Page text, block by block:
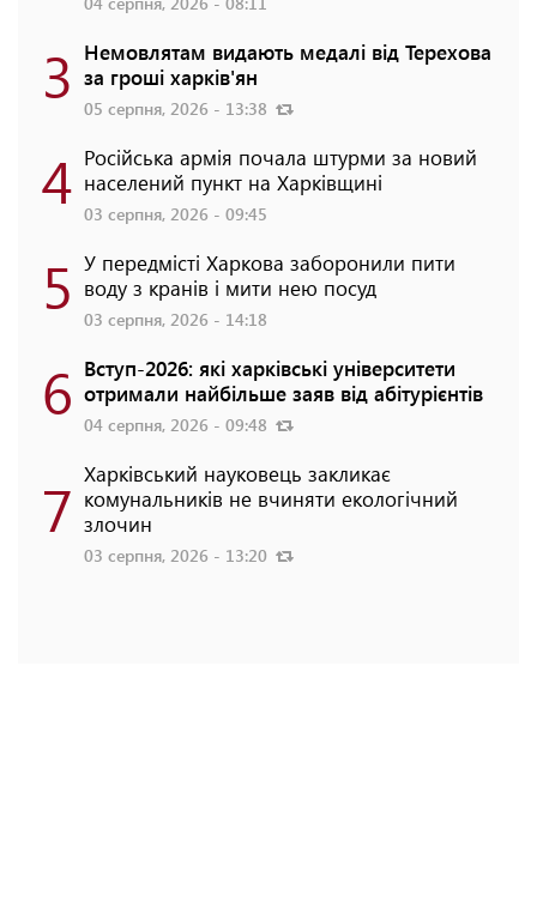
3 Немовлятам видають медалі від Терехова
за гроші харків'ян
05 серпня, 2026 - 13:38
4 Російська армія почала штурми за новий
населений пункт на Харківщині
03 серпня, 2026 - 09:45
5 У передмісті Харкова заборонили пити
воду з кранів і мити нею посуд
03 серпня, 2026 - 14:18
6 Вступ-2026: які харківські університети
отримали найбільше заяв від абітурієнтів
04 серпня, 2026 - 09:48
7 Харківський науковець закликає
комунальників не вчиняти екологічний
злочин
03 серпня, 2026 - 13:20